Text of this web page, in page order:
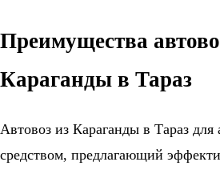
Преимущества
Караганды в Тараз
Автовоз из Караганды в Тараз для
средством, предлагающий